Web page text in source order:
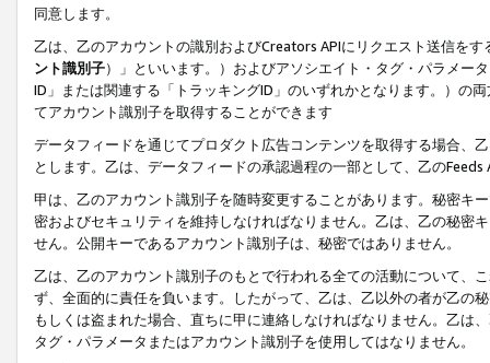
同意します。
乙は、乙のアカウントの識別およびCreators APIにリクエスト送信を
ント識別子）」といいます。）およびアソシエイト・タグ・パラメー
ID」または関連する「トラッキングID」のいずれかとなります。）の
てアカウント識別子を取得することができます
データフィードを通じてプロダクト広告コンテンツを取得する場合、
とします。乙は、データフィードの承認過程の一部として、乙の
甲は、乙のアカウント識別子を随時変更することがあります。秘密キ
密およびセキュリティを維持しなければなりません。乙は、乙の秘密
せん。公開キーであるアカウント識別子は、秘密ではありません。
乙は、乙のアカウント識別子のもとで行われる全ての活動について、
ず、全面的に責任を負います。したがって、乙は、乙以外の者が乙の
もしくは盗まれた場合、直ちに甲に連絡しなければなりません。乙は
タグ・パラメータまたはアカウント識別子を使用してはなりません。